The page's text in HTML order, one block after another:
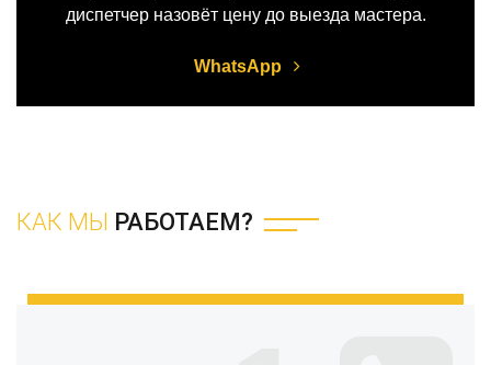
диспетчер назовёт цену до выезда мастера.
WhatsApp
КАК МЫ РАБОТАЕМ?